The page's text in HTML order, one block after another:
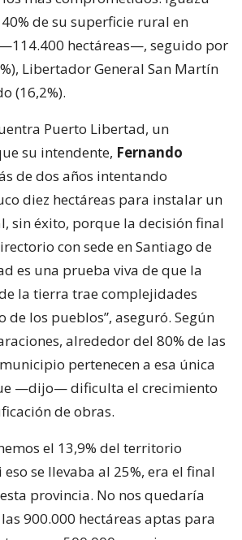
de su superficie rural en
hectáreas—, seguido por
Libertador General San Martín
(16,2%).
Puerto Libertad, un
su intendente, Fernando
de dos años intentando
diez hectáreas para instalar un
sin éxito, porque la decisión final
con sede en Santiago de
es una prueba viva de que la
la tierra trae complejidades
de los pueblos”, aseguró. Según
alrededor del 80% de las
pertenecen a esa única
—dijo— dificulta el crecimiento
de obras.
el 13,9% del territorio
se llevaba al 25%, era el final
provincia. No nos quedaría
900.000 hectáreas aptas para